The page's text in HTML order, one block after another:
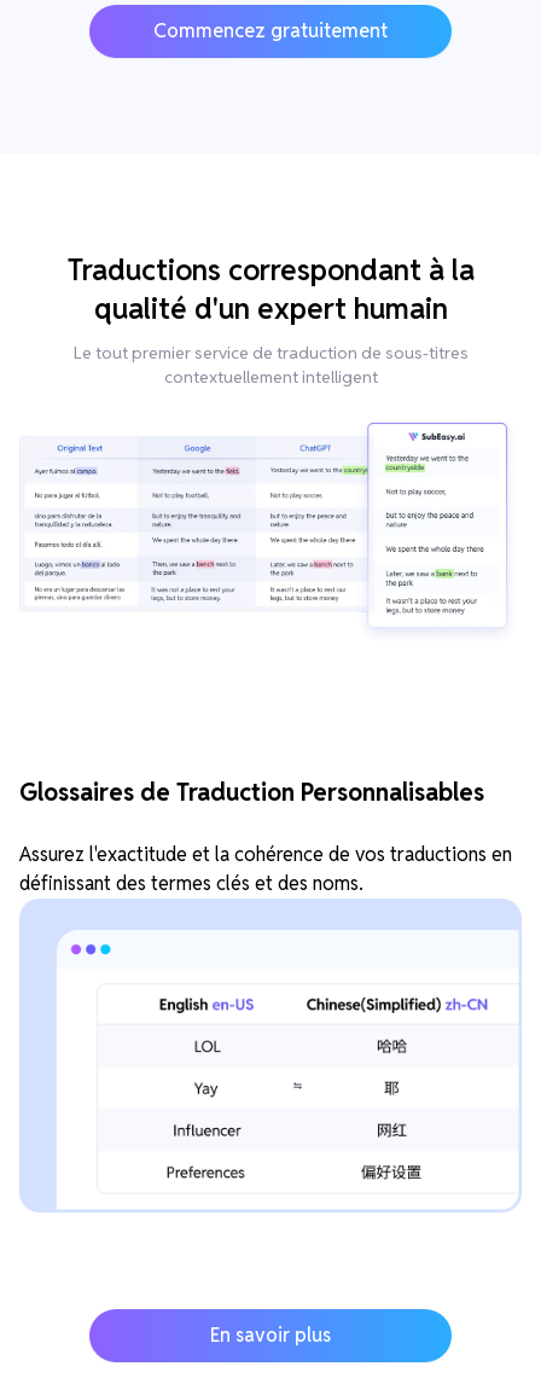
Commencez gratuitement
Traductions correspondant à la
qualité d'un expert humain
Le tout premier service de traduction de sous-titres
contextuellement intelligent
Glossaires de Traduction Personnalisables
Assurez l'exactitude et la cohérence de vos traductions en
définissant des termes clés et des noms.
En savoir plus